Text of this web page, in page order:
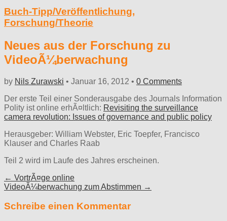
Buch-Tipp/Veröffentlichung,
Forschung/Theorie
Neues aus der Forschung zu
VideoÃ¼berwachung
by Nils Zurawski • Januar 16, 2012 • 0 Comments
Der erste Teil einer Sonderausgabe des Journals Information
Polity ist online erhÃ¤ltlich: Revisiting the surveillance
camera revolution: Issues of governance and public policy
Herausgeber: William Webster, Eric Toepfer, Francisco
Klauser and Charles Raab
Teil 2 wird im Laufe des Jahres erscheinen.
Post
navigation
← VortrÃ¤ge online
VideoÃ¼berwachung zum Abstimmen →
Schreibe einen Kommentar